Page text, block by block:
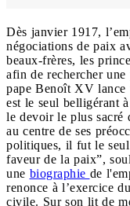
Dès janvier 1917,
négociations de paix
beaux-frères, les
afin de rechercher
pape Benoît XV lance
est le seul belligérant
le devoir le plus sacré
au centre de ses
politiques, il fut le
faveur de la paix”,
une biographie de
renonce à l’exercice
civile. Sur son lit de